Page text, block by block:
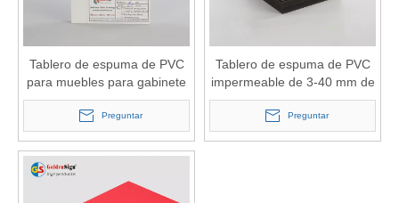
Tablero de espuma de PVC
para muebles para gabinete
Tablero de PVC Celuka
Preguntar
Tablero de espuma de PVC
impermeable de 3-40 mm de
muebles blancos y de
colores
Preguntar